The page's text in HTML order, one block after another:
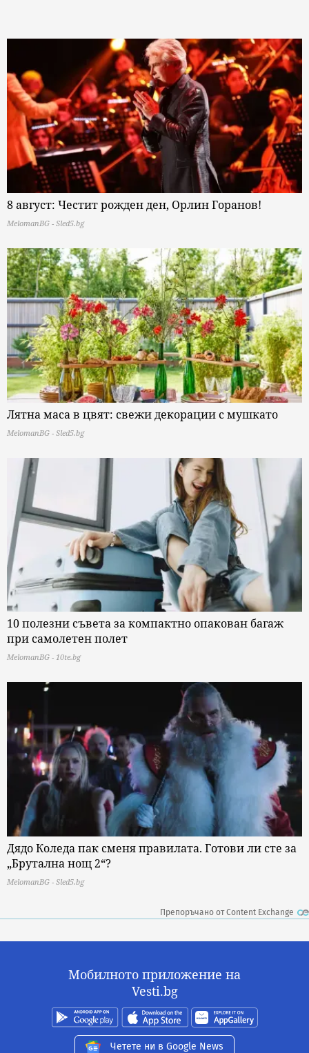
8 август: Честит рожден ден, Орлин Горанов!
MelomanBG - Sled5.bg
Лятна маса в цвят: свежи декорации с мушкато
MelomanBG - Sled5.bg
10 полезни съвета за компактно опакован багаж
при самолетен полет
MelomanBG - 10te.bg
Дядо Коледа пак сменя правилата. Готови ли сте за
„Брутална нощ 2“?
MelomanBG - Sled5.bg
Препоръчано от Content Exchange
Мобилното приложение на
Vesti.bg
Четете ни в Google News